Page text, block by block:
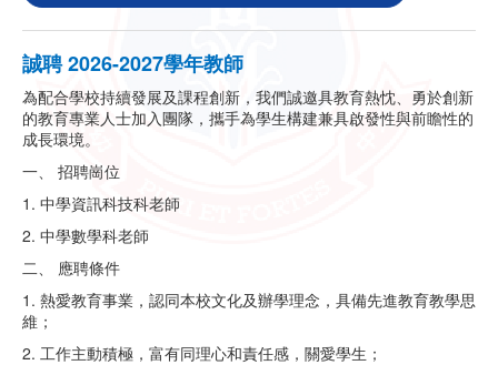
誠聘 2026-2027學年教師
為配合學校持續發展及課程創新，我們誠邀具教育熱忱、勇於創新
的教育專業人士加入團隊，攜手為學生構建兼具啟發性與前瞻性的
成長環境。
一、 招聘崗位
1. 中學資訊科技科老師
2. 中學數學科老師
二、 應聘條件
1. 熱愛教育事業，認同本校文化及辦學理念，具備先進教育教學思
維；
2. 工作主動積極，富有同理心和責任感，關愛學生；